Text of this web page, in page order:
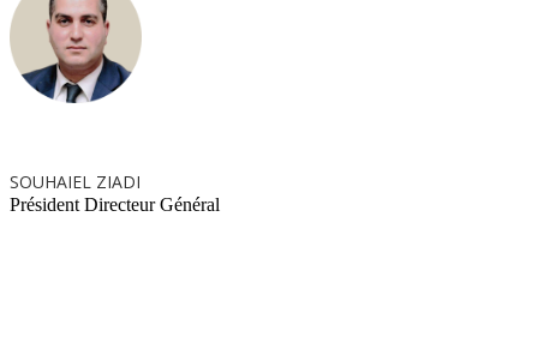
SOUHAIEL ZIADI
Président Directeur Général